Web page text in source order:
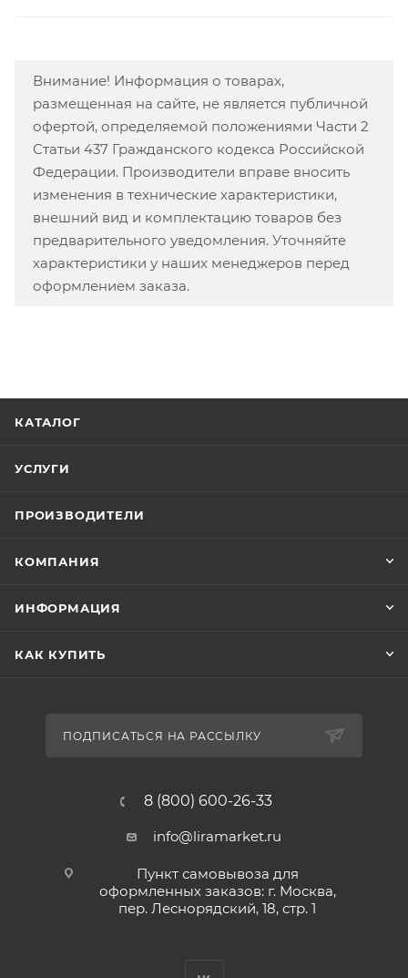
Внимание! Информация о товарах,
размещенная на сайте, не является публичной
офертой, определяемой положениями Части 2
Статьи 437 Гражданского кодекса Российской
Федерации. Производители вправе вносить
изменения в технические характеристики,
внешний вид и комплектацию товаров без
предварительного уведомления. Уточняйте
характеристики у наших менеджеров перед
оформлением заказа.
КАТАЛОГ
УСЛУГИ
ПРОИЗВОДИТЕЛИ
КОМПАНИЯ
ИНФОРМАЦИЯ
КАК КУПИТЬ
ПОДПИСАТЬСЯ НА РАССЫЛКУ
8 (800) 600-26-33
info@liramarket.ru
Пункт самовывоза для
оформленных заказов: г. Москва,
пер. Леснорядский, 18, стр. 1